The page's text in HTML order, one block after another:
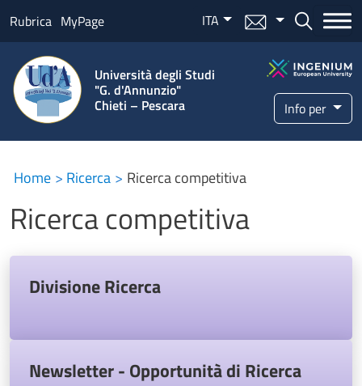
Salta al contenuto principale
Rubrica MyPage ITA Menu mail Bottone
Università degli Studi
"G. d'Annunzio"
Chieti – Pescara Info per
Home Ricerca Ricerca competitiva
Ricerca competitiva
Divisione Ricerca
Newsletter - Opportunità di Ricerca